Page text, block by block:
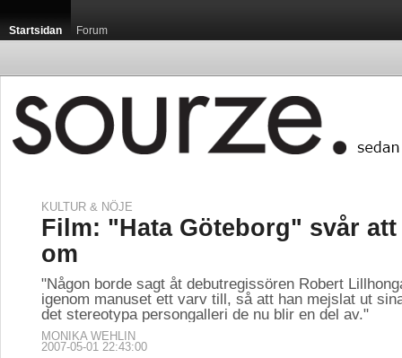
Startsidan Forum
KULTUR & NÖJE
Film: "Hata Göteborg" svår
om
"Någon borde sagt åt debutregissören Robert
igenom manuset ett varv till, så att han mejslat ut
det stereotypa persongalleri de nu blir en del av."
MONIKA WEHLIN
2007-05-01 22:43:00